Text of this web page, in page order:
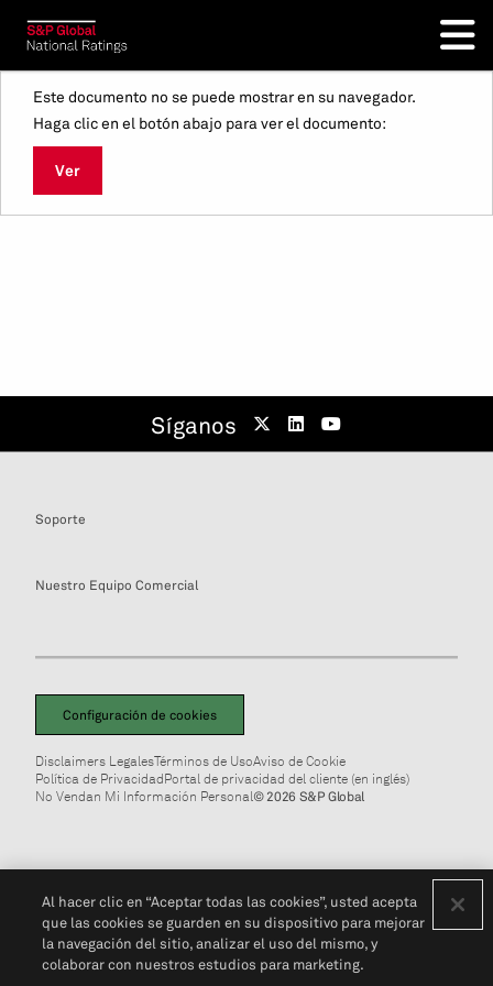
Este documento no se puede mostrar en su navegador.
Haga clic en el botón abajo para ver el documento:
Ver
Síganos
Soporte
Nuestro Equipo Comercial
Configuración de cookies
Disclaimers LegalesTérminos de UsoAviso de Cookie
Política de PrivacidadPortal de privacidad del cliente (en inglés)
No Vendan Mi Información Personal© 2026 S&P Global
Al hacer clic en “Aceptar todas las cookies”, usted acepta
que las cookies se guarden en su dispositivo para mejorar
la navegación del sitio, analizar el uso del mismo, y
colaborar con nuestros estudios para marketing.